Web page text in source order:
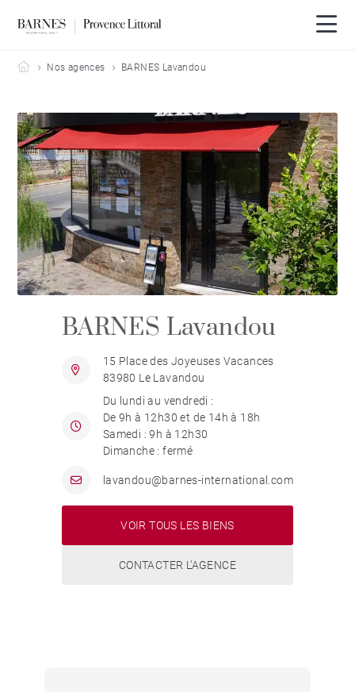
Barnes Provence Littoral
Nos agences BARNES Lavandou
BARNES Lavandou
15 Place des Joyeuses Vacances
83980 Le Lavandou
Du lundi au vendredi :
De 9h à 12h30 et de 14h à 18h
Samedi : 9h à 12h30
Dimanche : fermé
lavandou@barnes-international.com
VOIR TOUS LES BIENS
CONTACTER L'AGENCE